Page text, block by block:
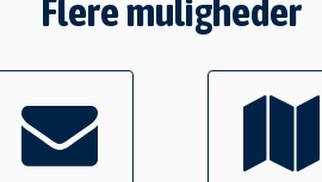
Flere muligheder